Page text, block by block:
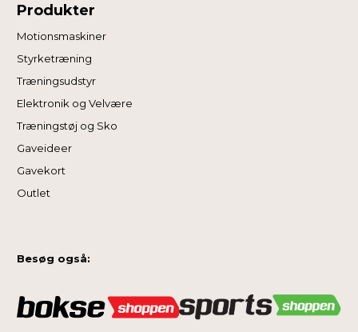
Produkter
Motionsmaskiner
Styrketræning
Træningsudstyr
Elektronik og Velvære
Træningstøj og Sko
Gaveideer
Gavekort
Outlet
Besøg også: